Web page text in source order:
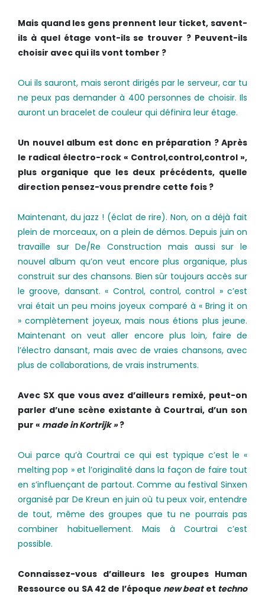
Mais quand les gens prennent leur ticket, savent­-
ils à quel étage vont-ils se trouver ? Peuvent-­ils
choisir avec qui ils vont tomber ?
Oui ils sauront, mais seront dirigés par le serveur, car tu
ne peux pas demander à 400 personnes de choisir. Ils
auront un bracelet de couleur qui définira leur étage.
Un nouvel album est donc en préparation ? Après
le radical électro-rock « Control,control,control »,
plus organique que les deux précédents, quelle
direction pensez-­vous prendre cette fois ?
Maintenant, du jazz ! (éclat de rire). Non, on a déjà fait
plein de morceaux, on a plein de démos. Depuis juin on
travaille sur De/Re Construction mais aussi sur le
nouvel album qu’on veut encore plus organique, plus
construit sur des chansons. Bien sûr toujours accès sur
le groove, dansant. « Control, control, control » c’est
vrai était un peu moins joyeux comparé à « Bring it on
» complètement joyeux, mais nous étions plus jeune.
Maintenant on veut aller encore plus loin, faire de
l’électro dansant, mais avec de vraies chansons, avec
plus de collaborations, de vrais instruments.
Avec SX que vous avez d’ailleurs remixé, peu­t-­on
parler d’une scène existante à Courtrai, d’un son
pur « made in Kortrijk »?
Oui parce qu’à Courtrai ce qui est typique c’est le «
melting pop » et l’originalité dans la façon de faire tout
en s’influençant de partout. Comme au festival Sinxen
organisé par De Kreun en juin où tu peux voir, entendre
de tout, même des groupes que tu ne pourrais pas
combiner habituellement. Mais à Courtrai c’est
possible.
Connaissez­-vous d’ailleurs les groupes Human
Ressource ou SA 42 de l’époque new beatet techno